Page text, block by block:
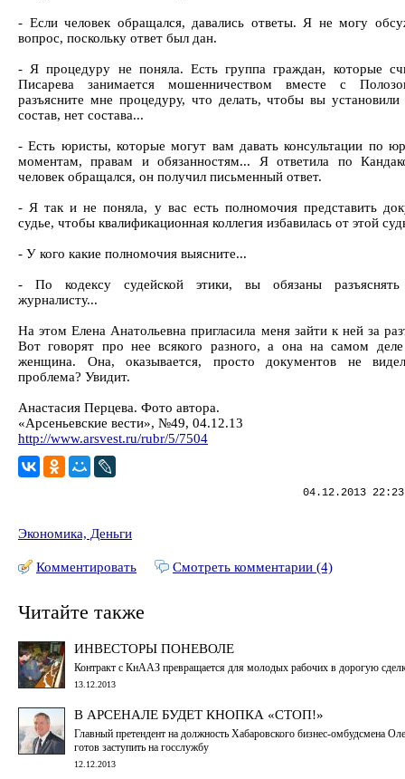
- Если человек обращался, давались ответы. Я не могу
вопрос, поскольку ответ был дан.
- Я процедуру не поняла. Есть группа граждан, которые
Писарева занимается мошенничеством вместе с
разъясните мне процедуру, что делать, чтобы вы
состав, нет состава...
- Есть юристы, которые могут вам давать консультации по
моментам, правам и обязанностям... Я ответила по
человек обращался, он получил письменный ответ.
- Я так и не поняла, у вас есть полномочия представить
судье, чтобы квалификационная коллегия избавилась от этой
- У кого какие полномочия выясните...
- По кодексу судейской этики, вы обязаны
журналисту...
На этом Елена Анатольевна пригласила меня зайти к ней за
Вот говорят про нее всякого разного, а она на самом
женщина. Она, оказывается, просто документов не
проблема? Увидит.
Анастасия Перцева. Фото автора.
«Арсеньевские вести», №49, 04.12.13
http://www.arsvest.ru/rubr/5/7504
04.12.2013
Экономика, Деньги
Комментировать Смотреть комментарии (4)
Читайте также
ИНВЕСТОРЫ ПОНЕВОЛЕ
Контракт с КнААЗ превращается для молодых рабочих в дорогую
13.12.2013
В АРСЕНАЛЕ БУДЕТ КНОПКА «СТОП!»
Главный претендент на должность Хабаровского бизнес-омбудсмена
готов заступить на госслужбу
12.12.2013